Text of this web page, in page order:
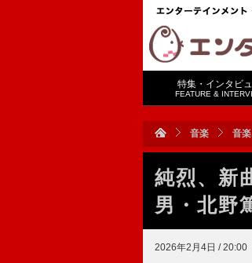
特集・インタビ
FEATURE &
音楽 音
純烈、新
男・北野
2026年2月4日 / 20:00